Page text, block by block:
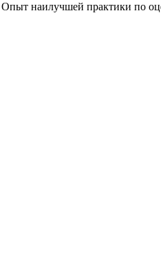
Опыт наилучшей практики по